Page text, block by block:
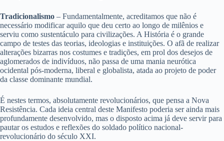
Tradicionalismo – Fundamentalmente, acreditamos que não é
necessário modificar aquilo que deu certo ao longo de milênios e
serviu como sustentáculo para civilizações. A História é o grande
campo de testes das teorias, ideologias e instituições. O afã de realizar
alterações bizarras nos costumes e tradições, em prol dos desejos de
aglomerados de indivíduos, não passa de uma mania neurótica
ocidental pós-moderna, liberal e globalista, atada ao projeto de poder
da classe dominante mundial.
É nestes termos, absolutamente revolucionários, que pensa a Nova
Resistência. Cada ideia central deste Manifesto poderia ser ainda mais
profundamente desenvolvido, mas o disposto acima já deve servir para
pautar os estudos e reflexões do soldado político nacional-
revolucionário do século XXI.